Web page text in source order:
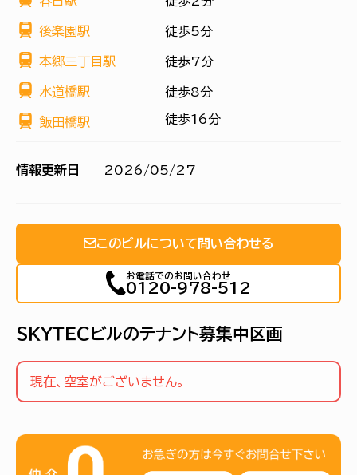
後楽園駅 徒歩5分
本郷三丁目駅 徒歩7分
水道橋駅 徒歩8分
飯田橋駅 徒歩16分
情報更新日 2026/05/27
このビルについて問い合わせる
お電話でのお問い合わせ
0120-978-512
ＳＫＹＴＥＣビルのテナント募集中区画
現在、空室がございません。